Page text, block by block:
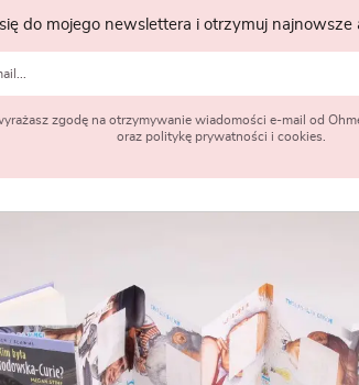
do mojego newslettera i otrzymuj najnowsze
zgodę na otrzymywanie wiadomości e-mail od
oraz politykę prywatności i cookies.